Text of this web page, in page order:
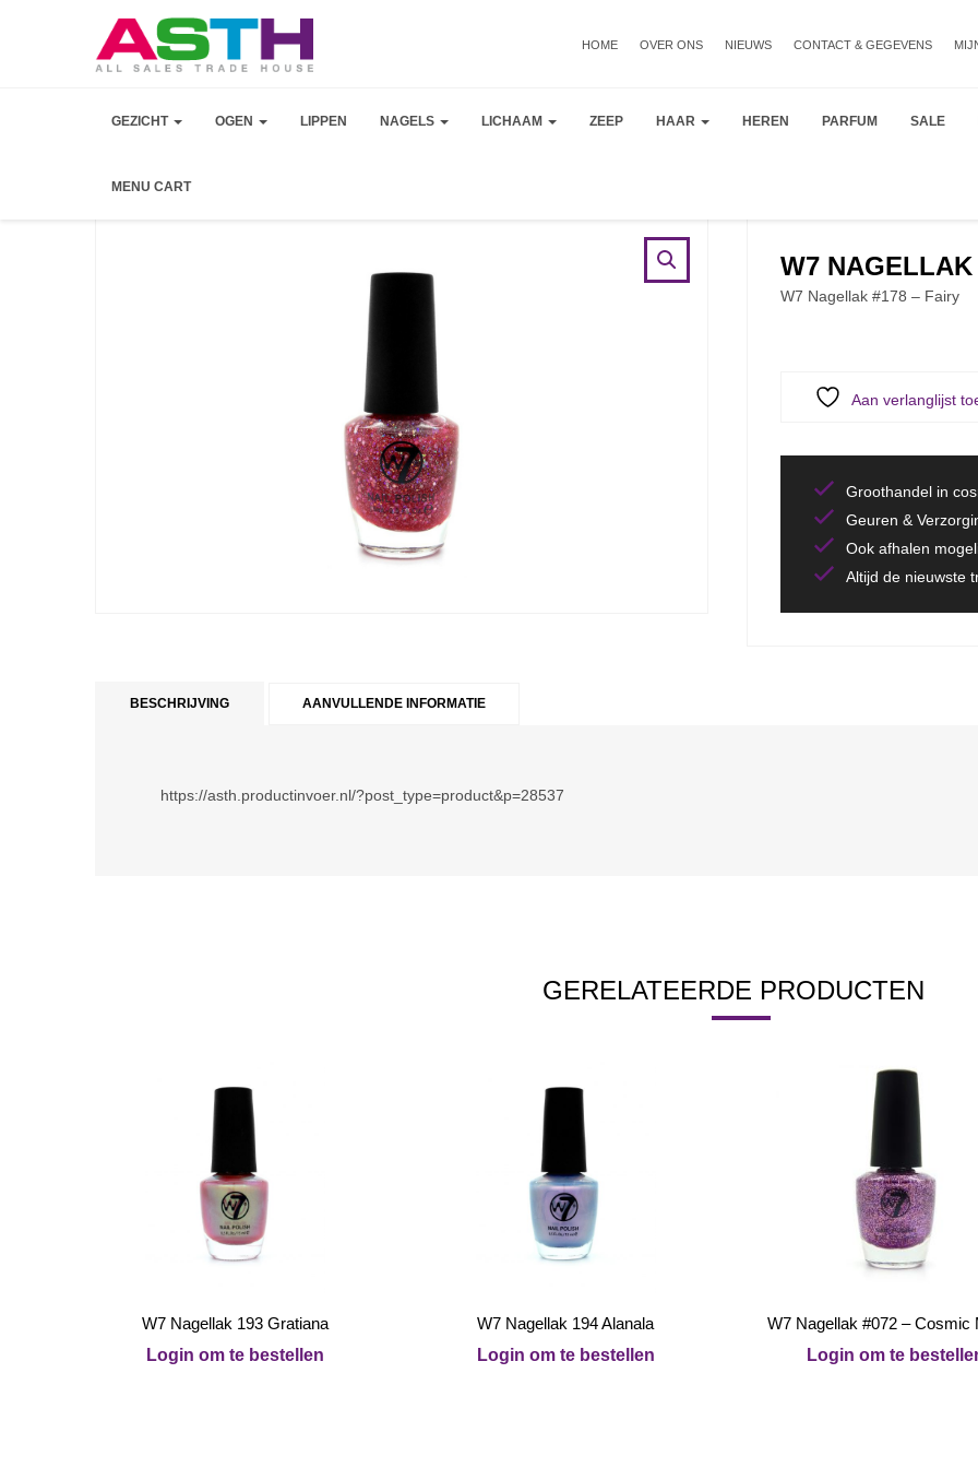
HOME OVER ONS NIEUWS CONTACT & GEGEVENS
GEZICHT OGEN LIPPEN NAGELS LICHAAM ZEEP HAAR HEREN PARFUM SALE
MENU CART
W7 NAGELLAK
W7 Nagellak #178 – Fairy
Aan verlanglijst
Groothandel in
Geuren &
Ook afhalen
Altijd de nieuwste
BESCHRIJVING AANVULLENDE INFORMATIE
https://asth.productinvoer.nl/?post_type=product&p=28537
GERELATEERDE PRODUCTEN
W7 Nagellak 193 Gratiana
Login om te bestellen
W7 Nagellak 194 Alanala
Login om te bestellen
W7 Nagellak #072 – Cosmic
Login om te